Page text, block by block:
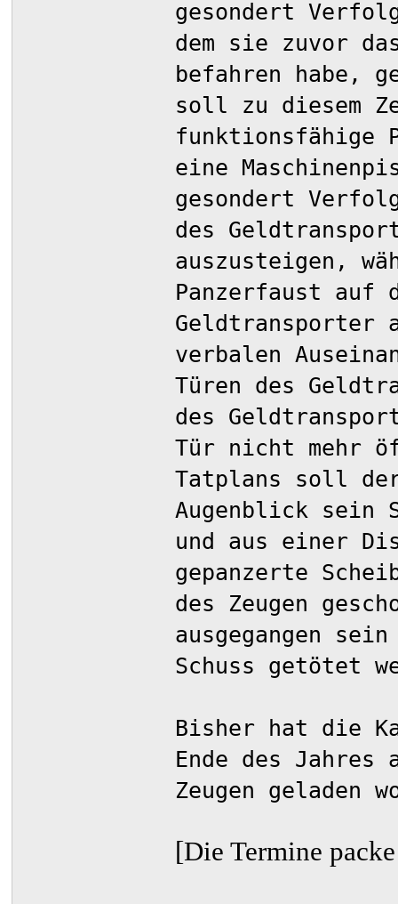
gesondert
dem sie zuvor
befahren habe,
soll zu diesem
funktionsfähige
eine
gesondert
des
auszusteigen,
Panzerfaust auf
Geldtransporter
verbalen
Türen des
des
Tür nicht mehr
Tatplans soll
Augenblick sein
und aus einer
gepanzerte
des Zeugen
ausgegangen
Schuss getötet
Bisher hat die
Ende des Jahres
Zeugen geladen
[Die Termine